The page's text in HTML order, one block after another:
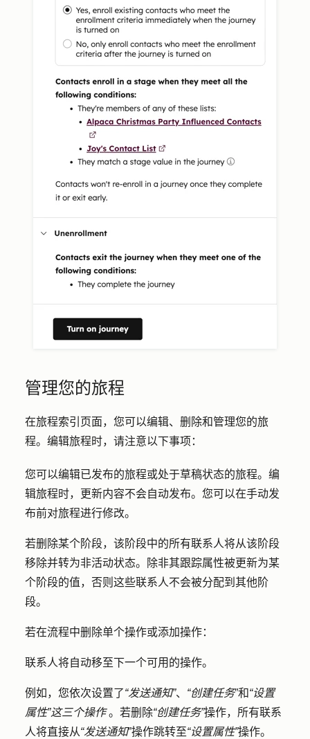
管理您的旅程
在旅程索引页面，您可以编辑、删除和管理您的旅
程。编辑旅程时，请注意以下事项：
您可以编辑已发布的旅程或处于草稿状态的旅程。编
辑旅程时，更新内容不会自动发布。您可以在手动发
布前对旅程进行修改。
若删除某个阶段，该阶段中的所有联系人将从该阶段
移除并转为非活动状态。除非其跟踪属性被更新为某
个阶段的值，否则这些联系人不会被分配到其他阶
段。
若在流程中删除单个操作或添加操作：
联系人将自动移至下一个可用的操作。
例如，您依次设置了“发送通知”、 “创建任务”和“设置
属性”这三个操作。若删除“创建任务”操作，所有联系
人将直接从“发送通知”操作跳转至“设置属性”操作。